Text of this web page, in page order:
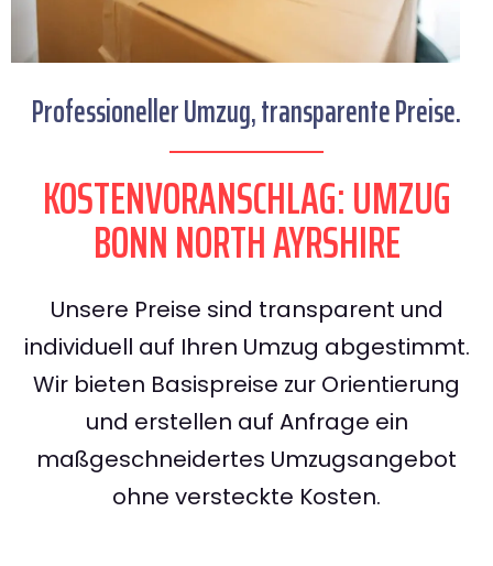
Professioneller Umzug, transparente Preise.
KOSTENVORANSCHLAG: UMZUG
BONN NORTH AYRSHIRE
Unsere Preise sind transparent und
individuell auf Ihren Umzug abgestimmt.
Wir bieten Basispreise zur Orientierung
und erstellen auf Anfrage ein
maßgeschneidertes Umzugsangebot
ohne versteckte Kosten.